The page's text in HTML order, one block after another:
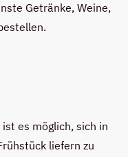
Getränke, Weine,
es möglich, sich in
liefern zu